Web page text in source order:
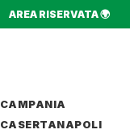
AREA RISERVATA 🌍
CAMPANIA
CASERTANAPOLI